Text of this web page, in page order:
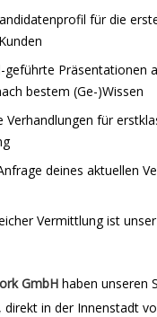
für die
geführte Präsentationen
bestem (Ge-)Wissen
Verhandlungen für
deines aktuellen
Vermittlung ist
GmbH haben unseren
in der Innenstadt